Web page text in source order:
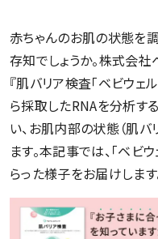
記
赤ちゃんのお肌の状態を
存知でしょうか。株式会
『肌バリア検査「ベビウェ
ら採取したRNAを分析す
い、お肌内部の状態（肌
ます。本記事では、「ベビ
らった様子をお届けします